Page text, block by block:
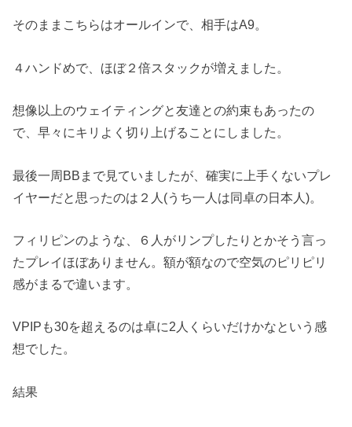
そのままこちらはオールインで、相手はA9。
４ハンドめで、ほぼ２倍スタックが増えました。
想像以上のウェイティングと友達との約束もあったの
で、早々にキリよく切り上げることにしました。
最後一周BBまで見ていましたが、確実に上手くないプレ
イヤーだと思ったのは２人(うち一人は同卓の日本人)。
フィリピンのような、６人がリンプしたりとかそう言っ
たプレイほぼありません。額が額なので空気のピリピリ
感がまるで違います。
VPIPも30を超えるのは卓に2人くらいだけかなという感
想でした。
結果